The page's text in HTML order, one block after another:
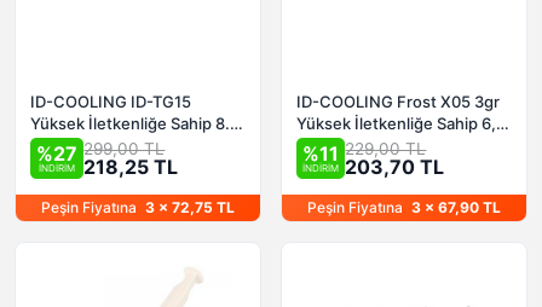
ID-COOLING ID-TG15
Yüksek İletkenliğe Sahip 8.5
W/m-K Termal Macun 1,5gr
%27
İNDİRİM
299,00 TL
218,25 TL
Peşin Fiyatına 3 x 72,75 TL
ID-COOLING Frost X05 3gr
Yüksek İletkenliğe Sahip 6,5
W/m*K Termal Macun
%11
İNDİRİM
229,00 TL
203,70 TL
Peşin Fiyatına 3 x 67,90 TL